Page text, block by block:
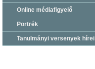
Online médiafigyelő
Portrék
Tanulmányi versenyek hírei